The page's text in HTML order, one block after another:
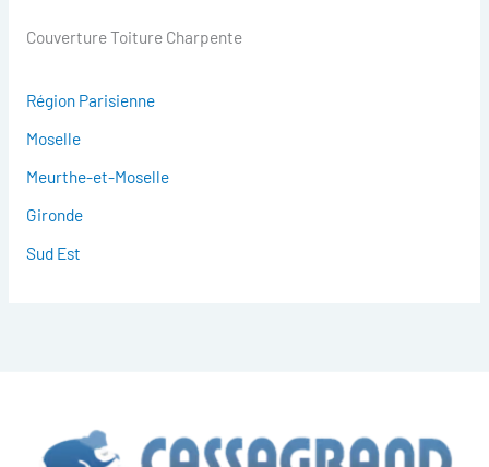
Couverture Toiture Charpente
Région Parisienne
Moselle
Meurthe-et-Moselle
Gironde
Sud Est